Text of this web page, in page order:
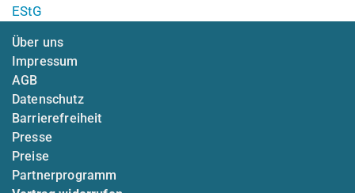
EStG
Über uns
Impressum
AGB
Datenschutz
Barrierefreiheit
Presse
Preise
Partnerprogramm